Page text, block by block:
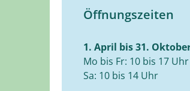
Öffnungszeiten
1. April bis 31.
Mo bis Fr: 10 bis 17 Uhr
Sa: 10 bis 14 Uhr